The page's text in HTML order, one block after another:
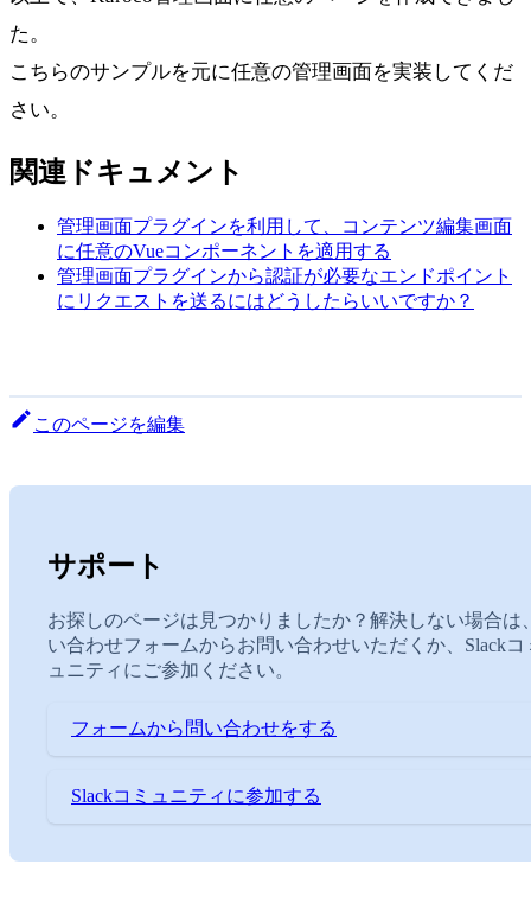
た。
こちらのサンプルを元に任意の管理画面を実装してくだ
さい。
関連ドキュメント
管理画面プラグインを利用して、コンテンツ編集画面
に任意のVueコンポーネントを適用する
管理画面プラグインから認証が必要なエンドポイント
にリクエストを送るにはどうしたらいいですか？
このページを編集
サポート
お探しのページは見つかりましたか？解決しない場合は
い合わせフォームからお問い合わせいただくか、Slackコ
ュニティにご参加ください。
フォームから問い合わせをする
Slackコミュニティに参加する